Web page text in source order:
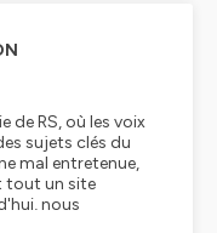
de RS, où les voix
sujets clés du
mal entretenue,
tout un site
nous
vérifications des